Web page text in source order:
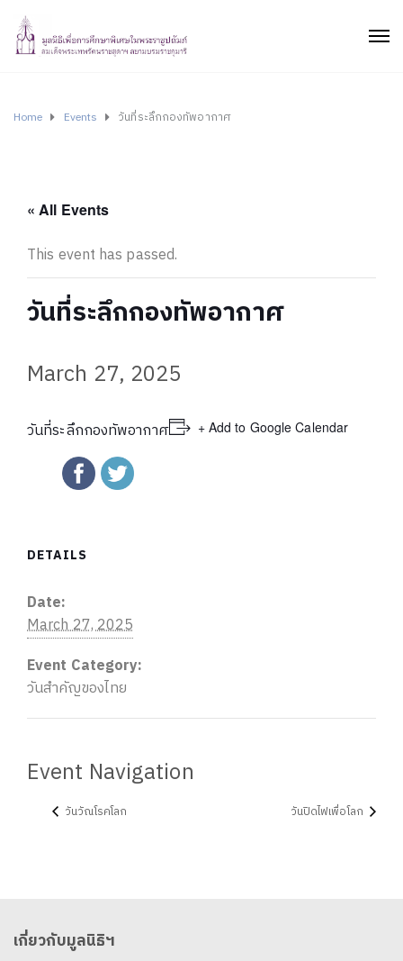
Home Events วันที่ระลึกกองทัพอากาศ
« All Events
This event has passed.
วันที่ระลึกกองทัพอากาศ
March 27, 2025
วันที่ระลึกกองทัพอากาศ + Add to Google Calendar
DETAILS
Date:
March 27, 2025
Event Category:
วันสำคัญของไทย
Event Navigation
วันวัณโรคโลก วันปิดไฟเพื่อโลก
เกี่ยวกับมูลนิธิฯ